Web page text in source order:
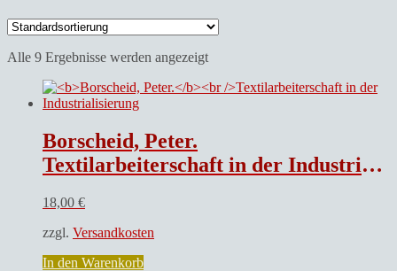
Alle 9 Ergebnisse werden angezeigt
Borscheid, Peter.
Textilarbeiterschaft in der Industrialisierung
18,00 €
zzgl. Versandkosten
In den Warenkorb